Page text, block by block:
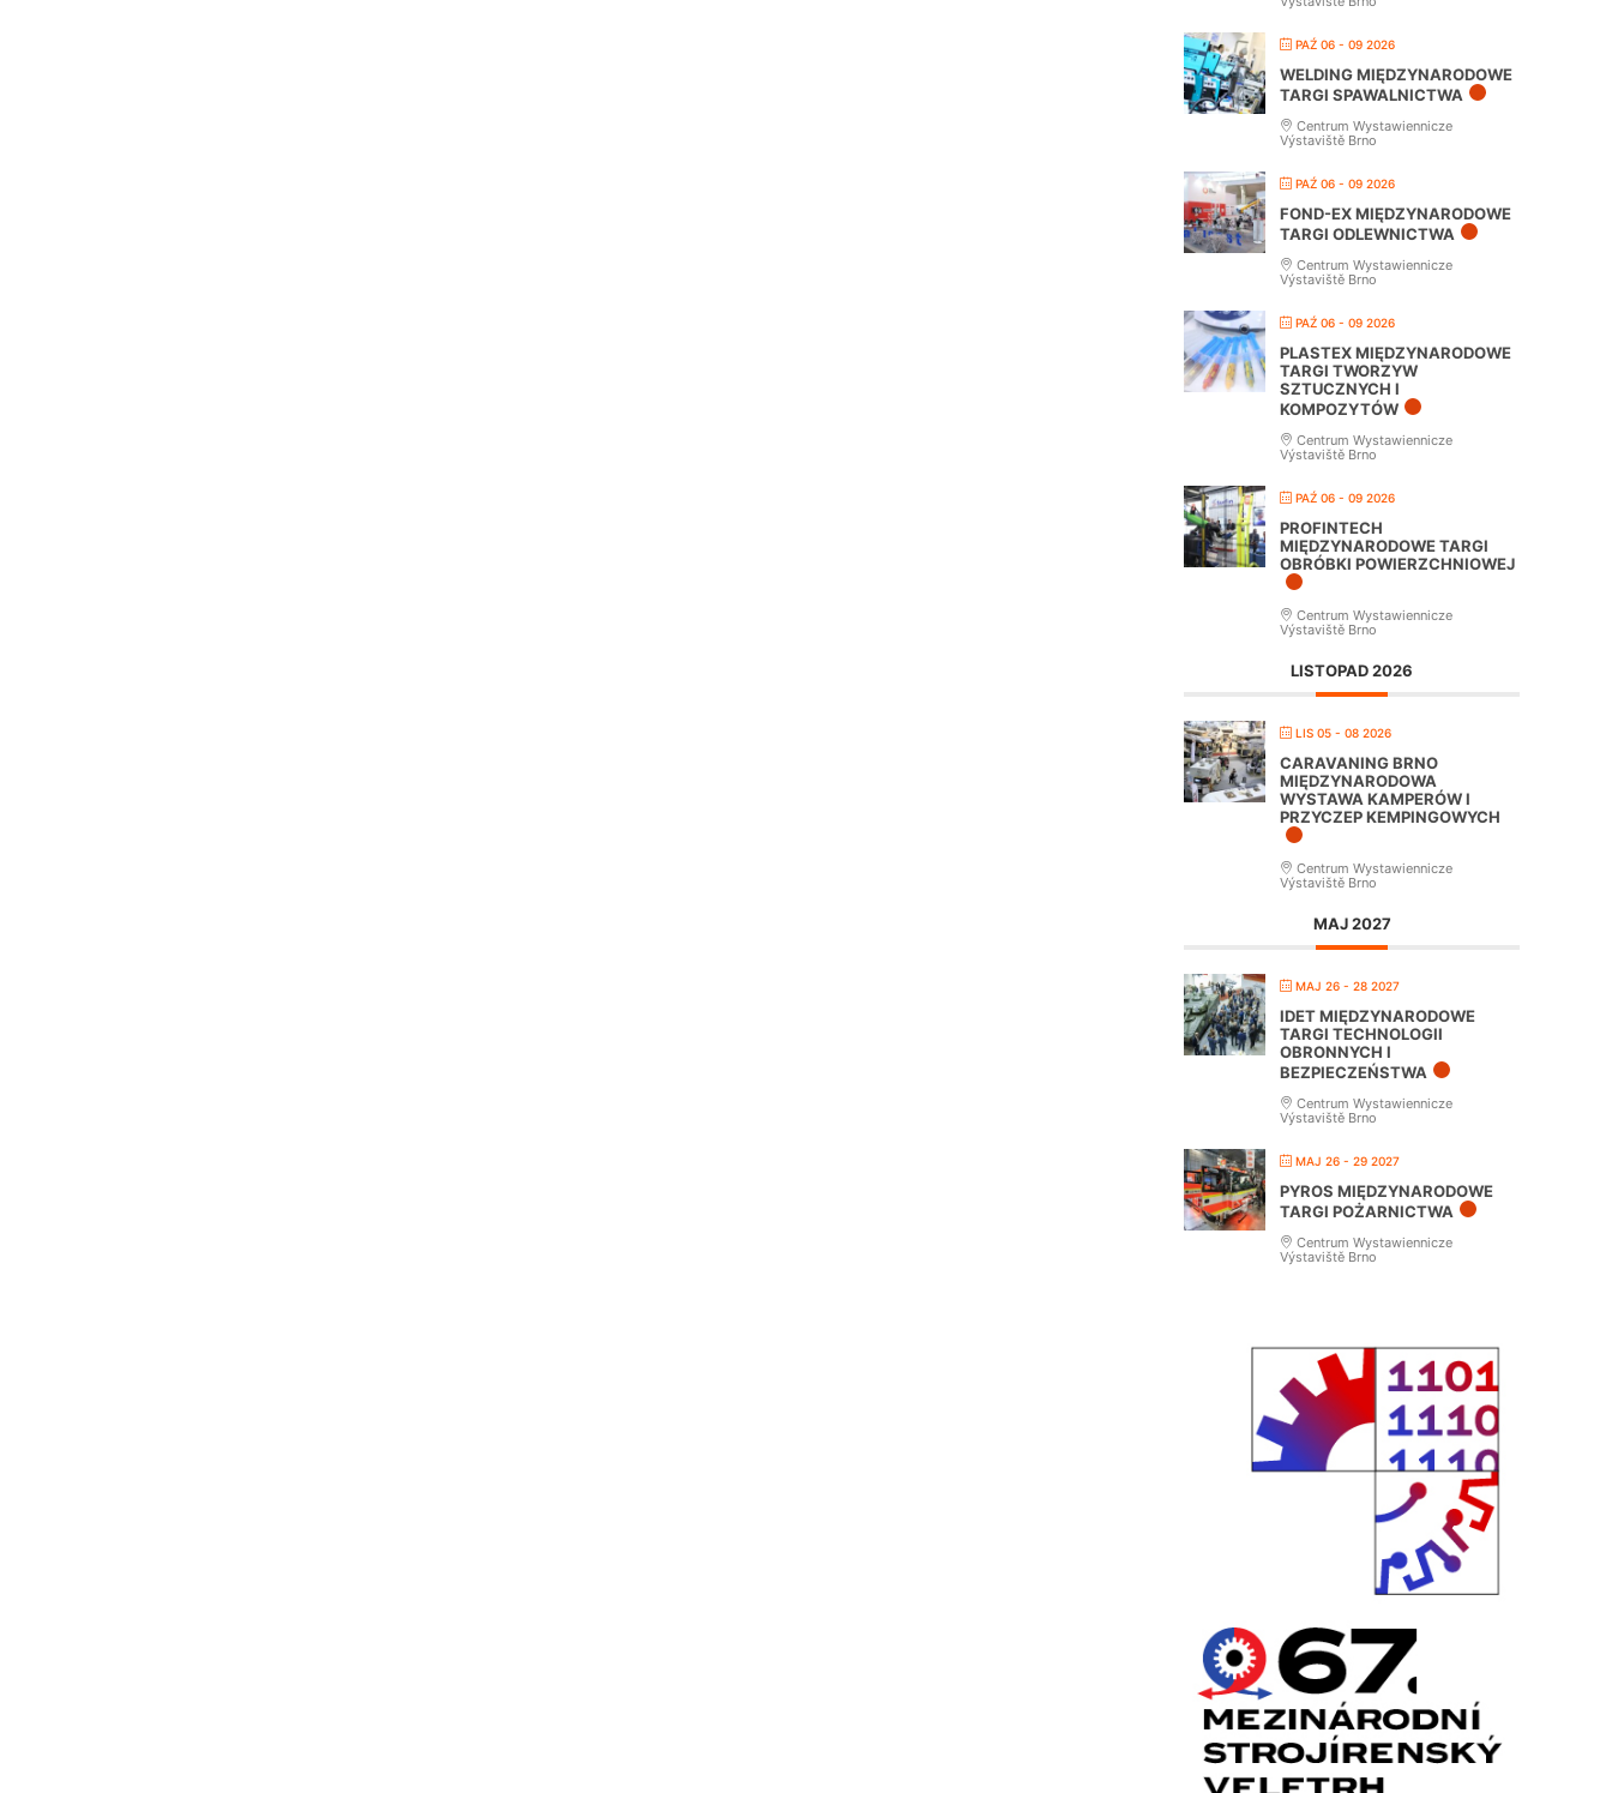
PAŹ 06 - 09 2026
WELDING MIĘDZYNARODOWE
TARGI SPAWALNICTWA
Centrum Wystawiennicze
Výstaviště Brno
PAŹ 06 - 09 2026
FOND-EX MIĘDZYNARODOWE
TARGI ODLEWNICTWA
Centrum Wystawiennicze
Výstaviště Brno
PAŹ 06 - 09 2026
PLASTEX MIĘDZYNARODOWE
TARGI TWORZYW
SZTUCZNYCH I
KOMPOZYTÓW
Centrum Wystawiennicze
Výstaviště Brno
PAŹ 06 - 09 2026
PROFINTECH
MIĘDZYNARODOWE TARGI
OBRÓBKI POWIERZCHNIOWEJ
Centrum Wystawiennicze
Výstaviště Brno
LISTOPAD 2026
LIS 05 - 08 2026
CARAVANING BRNO
MIĘDZYNARODOWA
WYSTAWA KAMPERÓW I
PRZYCZEP KEMPINGOWYCH
Centrum Wystawiennicze
Výstaviště Brno
MAJ 2027
MAJ 26 - 28 2027
IDET MIĘDZYNARODOWE
TARGI TECHNOLOGII
OBRONNYCH I
BEZPIECZEŃSTWA
Centrum Wystawiennicze
Výstaviště Brno
MAJ 26 - 29 2027
PYROS MIĘDZYNARODOWE
TARGI POŻARNICTWA
Centrum Wystawiennicze
Výstaviště Brno